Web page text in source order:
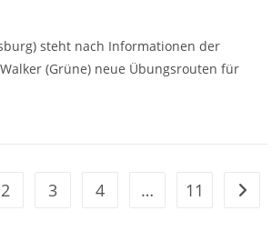
steht nach Informationen der
(Grüne) neue Übungsrouten für
2 3 4 … 11